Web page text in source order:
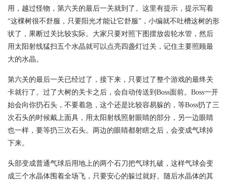
用，越过怪物，第六关的最后一关就到了。这里有提示，提示写着
“这棵树很不舒服，只要阳光才能让它舒服”，小编就不吐槽这树的形
状了，果断过关比较实际。大家只要对照下图摆放齿轮水管，然后
用太阳射线猛扫五个水晶就可以点亮四盏灯过关，记住主要照顾最
大的水晶。
第六关的最后一关已经过了，接下来，只要过了整个游戏的最终关
卡就行了。过了大树的关卡之后，会自动传送到Boss面前。Boss一开
始会向你扔石头，不要着急，这个还是比较容易躲的，等Boss扔了三
次石头的时候戴上面具，用太阳射线照射眼睛的部分，另一边眼睛
也一样，要等扔三次石头。两边的眼睛都射瞎之后，会变成气球掉
下来。
头部变成普通气球后用地上的两个石刀把气球扎破，这样气球会变
成三个水晶体围着全场飞，只要安心的躲过就好。随后水晶体的其